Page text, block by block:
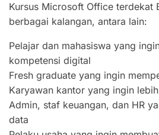
Kursus Microsoft Office terdekat
berbagai kalangan, antara lain:
Pelajar dan mahasiswa yang
kompetensi digital
Fresh graduate yang ingin
Karyawan kantor yang ingin
Admin, staf keuangan, dan HR
data